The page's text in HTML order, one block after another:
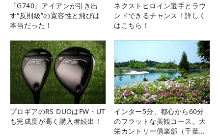
『G740』アイアンが引き出
す“反則級”の寛容性と飛びは
本当だった！
ネクストヒロイン選手とラウ
ンドできるチャンス！詳しく
はこちら！
プロギアのRS DUOはFW・UT
も完成度が高く購入者続出！
インター5分、都心から60分
のフラットな美観コース。大
栄カントリー俱楽部（千葉